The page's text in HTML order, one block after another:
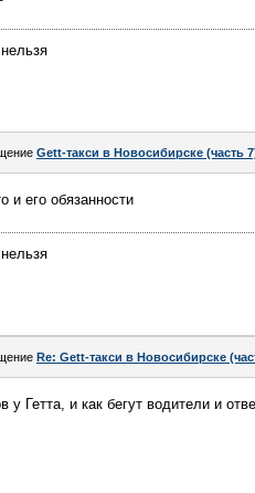
Gett-такси в Новосибирске (часть
и его обязанности
Re: Gett-такси в Новосибирске
у Гетта, и как бегут водители и